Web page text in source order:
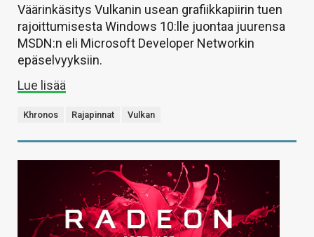
Väärinkäsitys Vulkanin usean grafiikkapiirin tuen
rajoittumisesta Windows 10:lle juontaa juurensa
MSDN:n eli Microsoft Developer Networkin
epäselvyyksiin.
Lue lisää
Khronos Rajapinnat Vulkan